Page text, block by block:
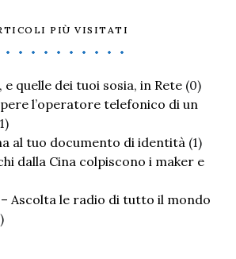
PIÙ VISITATI
quelle dei tuoi sosia, in Rete (0)
l’operatore telefonico di un
al tuo documento di identità (1)
dalla Cina colpiscono i maker e
– Ascolta le radio di tutto il mondo